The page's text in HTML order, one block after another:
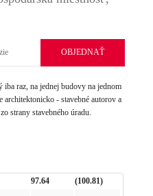
OBJEDNAŤ
raz, na jednej budovy na jednom
- stavebné autorov a
strany stavebného úradu.
97.64 (100.81)